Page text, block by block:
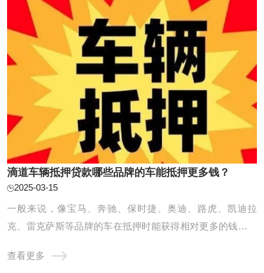
滴道车辆抵押贷款哪些品牌的车能抵押更多钱？
2025-03-15
一般来说，像宝马、奔驰、保时捷、奥迪、路虎、凯迪拉
克、雷克萨斯等品牌的车在抵押时能获得相对更多的钱。这
率。豪华车型、高级车型，比如奔驰 S 级、宝马 7 系等，由
查看更多